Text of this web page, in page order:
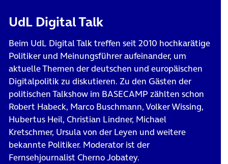
UdL Digital Talk
Beim UdL Digital Talk treffen seit 2010 hochkarätige
Politiker und Meinungsführer aufeinander, um
aktuelle Themen der deutschen und europäischen
Digitalpolitik zu diskutieren. Zu den Gästen der
politischen Talkshow im BASECAMP zählten schon
Robert Habeck, Marco Buschmann, Volker Wissing,
Hubertus Heil, Christian Lindner, Michael
Kretschmer, Ursula von der Leyen und weitere
bekannte Politiker. Moderator ist der
Fernsehjournalist Cherno Jobatey.